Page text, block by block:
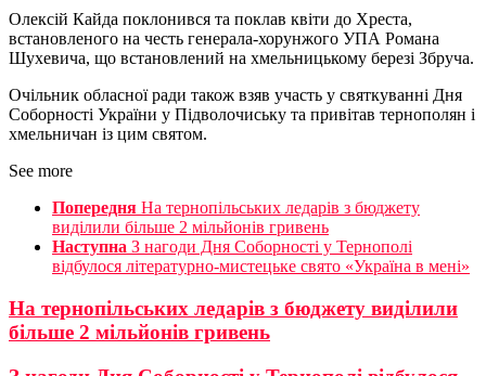
Олексій Кайда поклонився та поклав квіти до Хреста,
встановленого на честь генерала-хорунжого УПА Романа
Шухевича, що встановлений на хмельницькому березі Збруча.
Очільник обласної ради також взяв участь у святкуванні Дня
Соборності України у Підволочиську та привітав тернополян і
хмельничан із цим святом.
See more
Попередня На тернопільських ледарів з бюджету
виділили більше 2 мільйонів гривень
Наступна З нагоди Дня Соборності у Тернополі
відбулося літературно-мистецьке свято «Україна в мені»
На тернопільських ледарів з бюджету виділили
більше 2 мільйонів гривень